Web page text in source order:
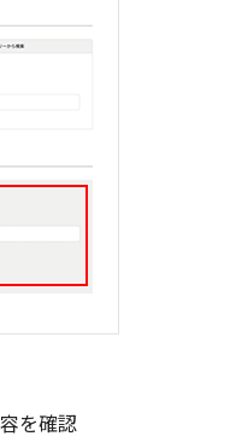
を確認